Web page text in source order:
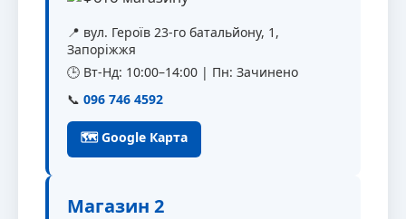
📍 вул. Героїв 23-го батальйону, 1,
Запоріжжя
🕒 Вт-Нд: 10:00–14:00 | Пн: Зачинено
📞 096 746 4592
🗺 Google Карта
Магазин 2